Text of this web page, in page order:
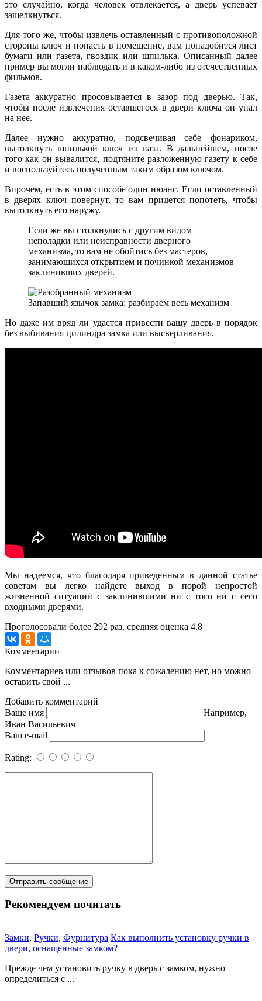
это случайно, когда человек отвлекается, а дверь успевает
защелкнуться.
Для того же, чтобы извлечь оставленный с противоположной
стороны ключ и попасть в помещение, вам понадобится лист
бумаги или газета, гвоздик или шпилька. Описанный далее
пример вы могли наблюдать и в каком-либо из отечественных
фильмов.
Газета аккуратно просовывается в зазор под дверью. Так,
чтобы после извлечения оставшегося в двери ключа он упал
на нее.
Далее нужно аккуратно, подсвечивая себе фонариком,
вытолкнуть шпилькой ключ из паза. В дальнейшем, после
того как он вывалится, подтяните разложенную газету к себе
и воспользуйтесь полученным таким образом ключом.
Впрочем, есть в этом способе один нюанс. Если оставленный
в дверях ключ повернут, то вам придется попотеть, чтобы
вытолкнуть его наружу.
Если же вы столкнулись с другим видом
неполадки или неисправности дверного
механизма, то вам не обойтись без мастеров,
занимающихся открытием и починкой механизмов
заклинивших дверей.
Запавший язычок замка: разбираем весь механизм
Но даже им вряд ли удастся привести вашу дверь в порядок
без выбивания цилиндра замка или высверливания.
Мы надеемся, что благодаря приведенным в данной статье
советам вы легко найдете выход в порой непростой
жизненной ситуации с заклинившими ни с того ни с сего
входными дверями.
Проголосовали более 292 раз, средняя оценка 4.8
Комментарии
Комментариев или отзывов пока к сожалению нет, но можно
оставить свой ...
Добавить комментарий
Ваше имя
Например,
Иван Васильевич
Ваш e-mail
Rating:
Рекомендуем почитать
Замки, Ручки, Фурнитура Как выполнить установку ручки в
двери, оснащенные замком?
Прежде чем установить ручку в дверь с замком, нужно
определиться с ...